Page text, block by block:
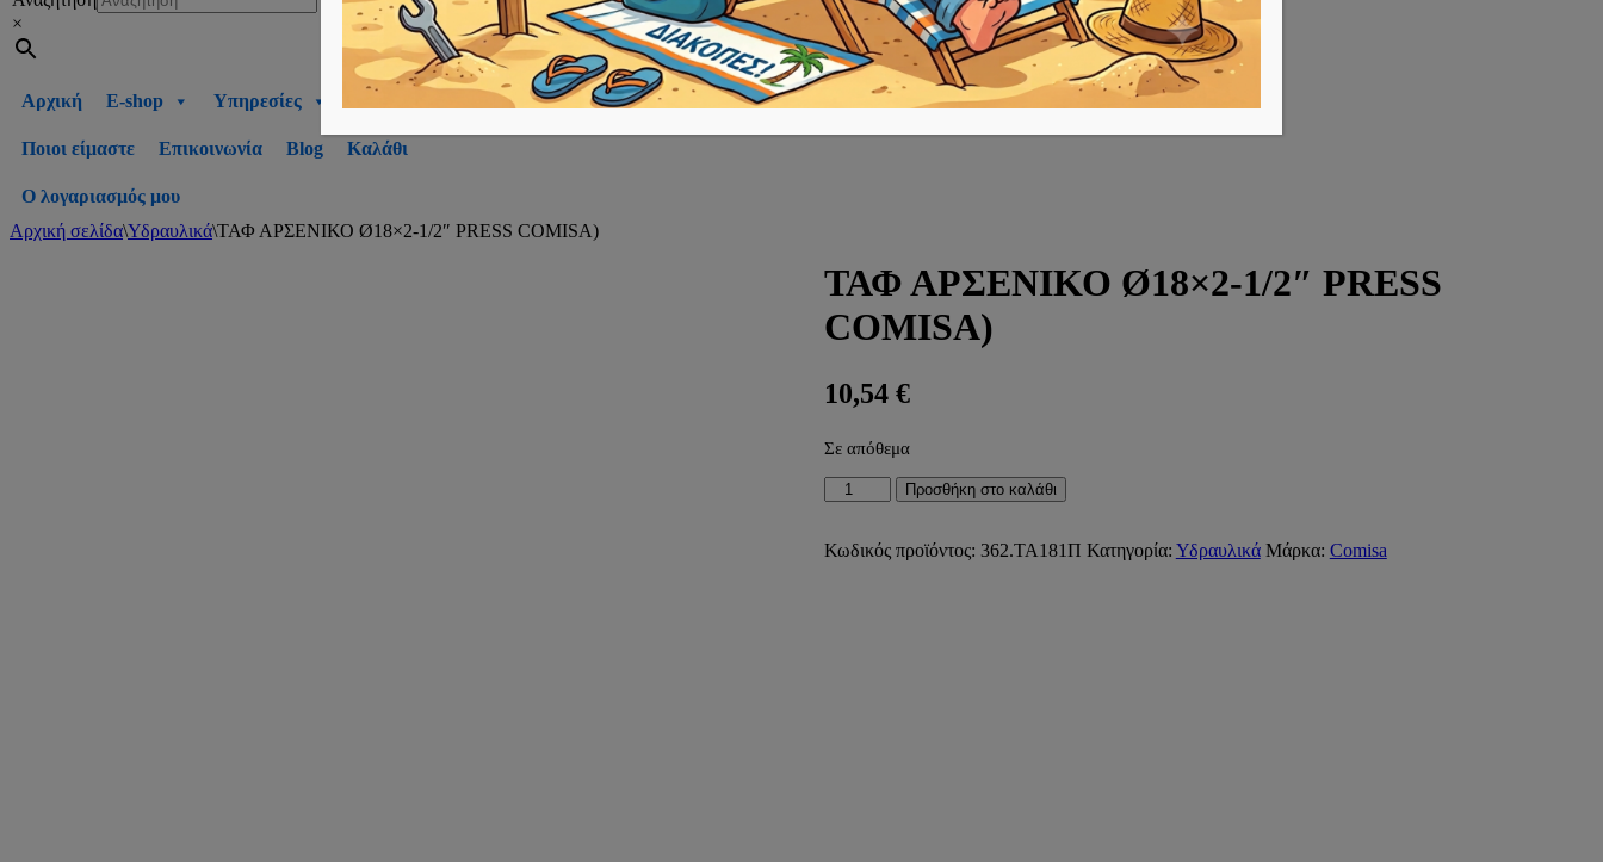
×
Αρχική E-shop Υπηρεσίες
Ποιοι είμαστε Επικοινωνία Blog Καλάθι
Ο λογαριασμός μου
Αρχική σελίδα\Υδραυλικά\ΤΑΦ ΑΡΣΕΝΙΚΟ Ø18×2-1/2″ PRESS COMISA)
ΤΑΦ ΑΡΣΕΝΙΚΟ Ø18×2-1/2″ PRESS
COMISA)
10,54 €
Σε απόθεμα
ΤΑΦ
ΑΡΣΕΝΙΚΟ
1/2"
Προσθήκη στο καλάθι
Κωδικός προϊόντος: 362.ΤΑ181Π Κατηγορία: Υδραυλικά Μάρκα: Comisa